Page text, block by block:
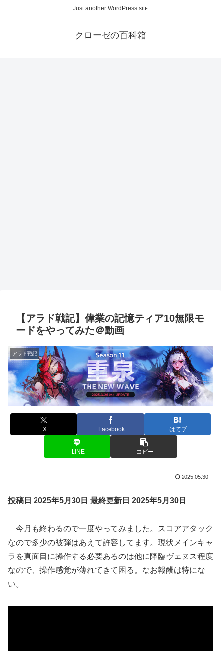
Just another WordPress site
クローゼの百科箱
【アラド戦記】偉業の記憶ティア10無限モ
ードをやってみた＠動画
アラド戦記
X Facebook はてブ
LINE コピー
2025.05.30
投稿日 2025年5月30日 最終更新日 2025年5月30日
今月も終わるので一度やってみました。スコアアタック
なので多少の被弾はあえて許容してます。現状メインキャ
ラを真面目に操作する必要あるのは他に降臨ヴェヌス程度
なので、操作感覚が薄れてきて困る。なお報酬は特にな
い。